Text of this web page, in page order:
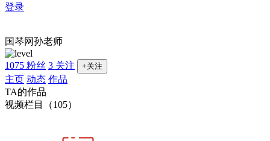
登录
国琴网孙老师
1075 粉丝 3 关注 +关注
主页 动态 作品
TA的作品
视频栏目（105）